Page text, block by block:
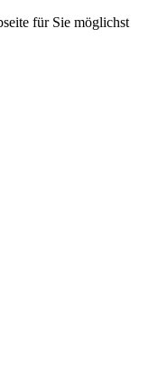
für Sie möglichst